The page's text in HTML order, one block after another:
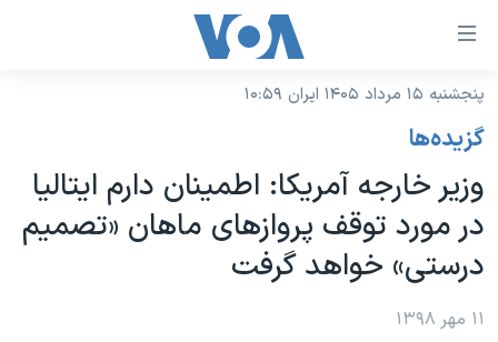
لینکهای
دسترسی
جهش
محتوای
اصلی
جهش
صفحه
نسخه سبک وب‌سایت
موضوع ها
ایران
آمریکا
جهان
برنامه های تلویزیونی
جدول برنامه ها
صفحه‌های ویژه
پنجشنبه ۱۵ مرداد ۱۴۰۵ ایران ۱۰:۵۹
گزيده‌ها
وزیر خارجه آمریکا: اطمینان دارم ایتالیا
در مورد توقف پروازهای ماهان «تصمیم
درستی» خواهد گرفت
۱۱ مهر ۱۳۹۸